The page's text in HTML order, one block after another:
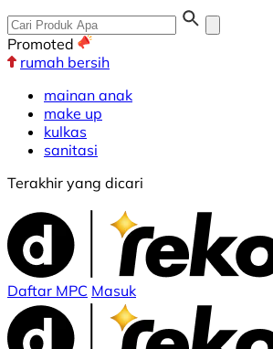
Promoted
rumah bersih
mainan anak
make up
kulkas
sanitasi
Terakhir yang dicari
Daftar MPC Masuk